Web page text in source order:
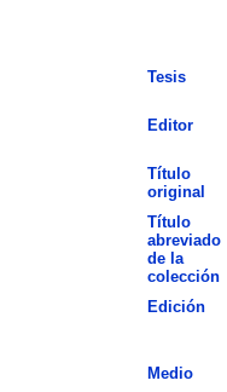
Tesis
Editor
Título
original
Título
abreviado
de la
colección
Edición
Medio